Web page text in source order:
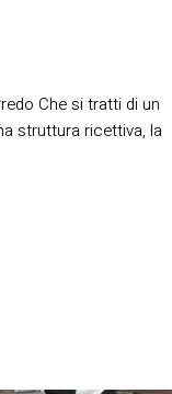
Che si tratti di un
struttura ricettiva, la